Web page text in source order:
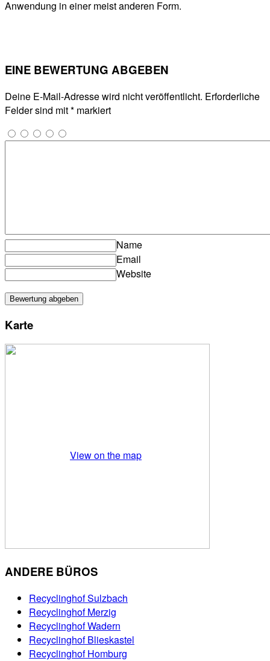
Anwendung in einer meist anderen Form.
EINE BEWERTUNG ABGEBEN
Deine E-Mail-Adresse wird nicht veröffentlicht. Erforderliche
Felder sind mit* markiert
Name
Email
Website
Karte
View on the map
ANDERE BÜROS
Recyclinghof Sulzbach
Recyclinghof Merzig
Recyclinghof Wadern
Recyclinghof Blieskastel
Recyclinghof Homburg